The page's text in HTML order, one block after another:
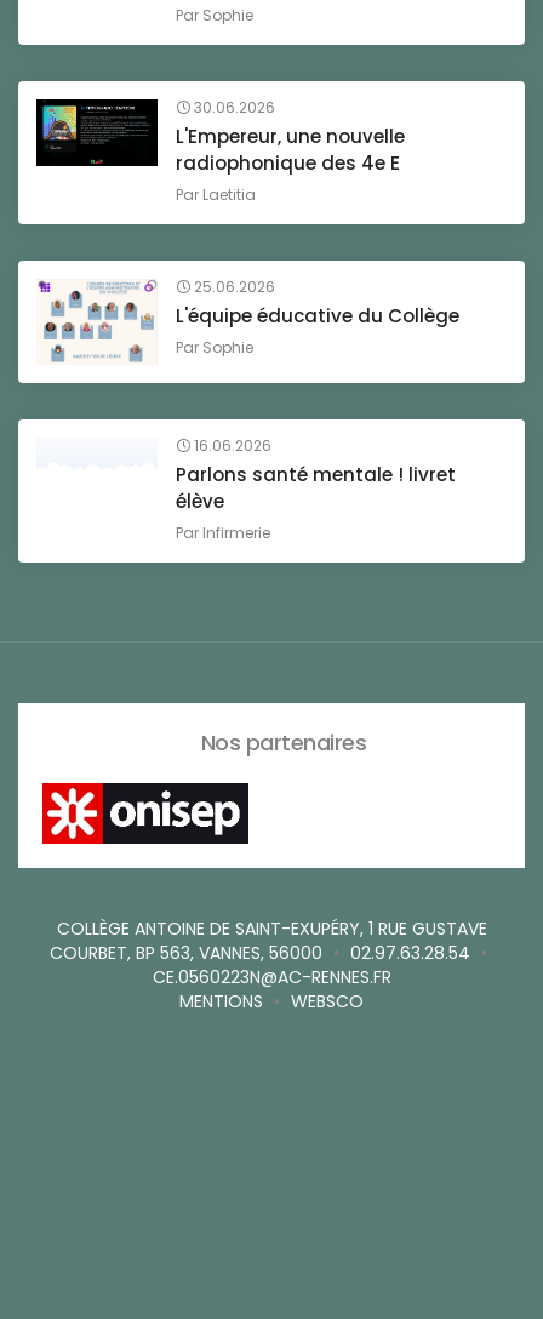
Par Sophie
30.06.2026
L'Empereur, une nouvelle
radiophonique des 4e E
Par Laetitia
25.06.2026
L'équipe éducative du Collège
Par Sophie
16.06.2026
Parlons santé mentale ! livret
élève
Par Infirmerie
Nos partenaires
COLLÈGE ANTOINE DE SAINT-EXUPÉRY, 1 RUE GUSTAVE
COURBET, BP 563, VANNES, 56000 • 02.97.63.28.54 •
CE.0560223N@AC-RENNES.FR
MENTIONS • WEBSCO